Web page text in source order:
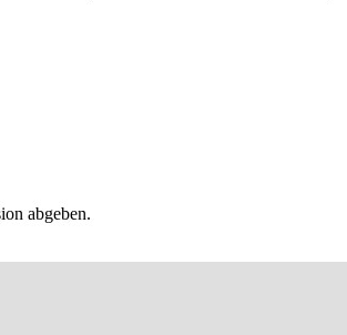
abgeben.